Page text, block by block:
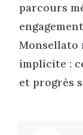
parcours
Monsellato
implicite :
et progrès